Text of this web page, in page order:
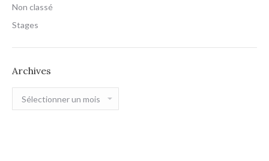
Non classé
Stages
Archives
Archives